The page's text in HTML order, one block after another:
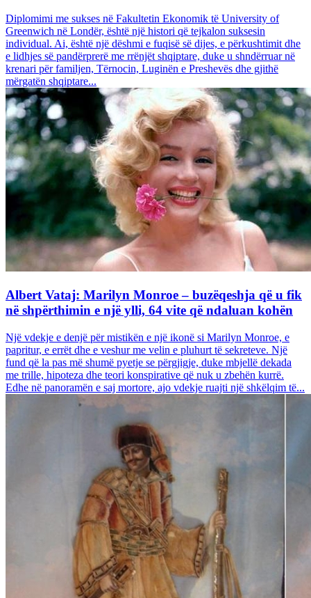
Diplomimi me sukses në Fakultetin Ekonomik të University of
Greenwich në Londër, është një histori që tejkalon suksesin
individual. Ai, është një dëshmi e fuqisë së dijes, e përkushtimit dhe
e lidhjes së pandërprerë me rrënjët shqiptare, duke u shndërruar në
krenari për familjen, Tërnocin, Luginën e Preshevës dhe gjithë
mërgatën shqiptare...
Albert Vataj: Marilyn Monroe – buzëqeshja që u fik
në shpërthimin e një ylli, 64 vite që ndaluan kohën
Një vdekje e denjë për mistikën e një ikonë si Marilyn Monroe, e
papritur, e errët dhe e veshur me velin e pluhurt të sekreteve. Një
fund që la pas më shumë pyetje se përgjigje, duke mbjellë dekada
me trille, hipoteza dhe teori konspirative që nuk u zbehën kurrë.
Edhe në panoramën e saj mortore, ajo vdekje ruajti një shkëlqim të...